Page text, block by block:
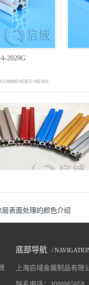
2020G
NEWS
表面处理的颜色介绍
底部导航 /
上海启域金属制品有限